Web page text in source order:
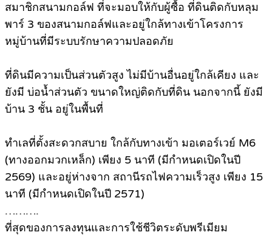
สมาชิกสนามกอล์ฟ ที่จะมอบให้กับผู้ซื้อ ที่ดินติดกับหลุม
พาร์ 3 ของสนามกอล์ฟและอยู่ใกล้ทางเข้าโครงการ
หมู่บ้านที่มีระบบรักษาความปลอดภัย
ที่ดินมีความเป็นส่วนตัวสูง ไม่มีบ้านอื่นอยู่ใกล้เคียง และ
ยังมี บ่อน้ำส่วนตัว ขนาดใหญ่ติดกับที่ดิน นอกจากนี้ ยังมี
บ้าน 3 ชั้น อยู่ในพื้นที่
ทำเลที่ตั้งสะดวกสบาย ใกล้กับทางเข้า มอเตอร์เวย์ M6
(ทางออกมวกเหล็ก) เพียง 5 นาที (มีกำหนดเปิดในปี
2569) และอยู่ห่างจาก สถานีรถไฟความเร็วสูง เพียง 15
นาที (มีกำหนดเปิดในปี 2571)
……….
ที่สุดของการลงทุนและการใช้ชีวิตระดับพรีเมียม